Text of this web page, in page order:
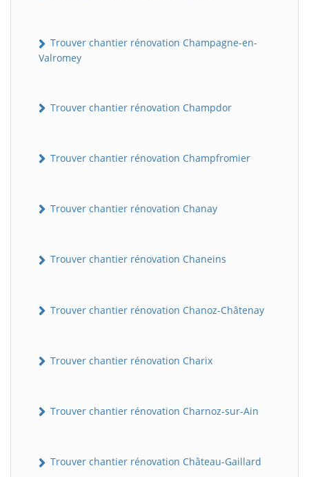
Trouver chantier rénovation Champagne-en-
Valromey
Trouver chantier rénovation Champdor
Trouver chantier rénovation Champfromier
Trouver chantier rénovation Chanay
Trouver chantier rénovation Chaneins
Trouver chantier rénovation Chanoz-Châtenay
Trouver chantier rénovation Charix
Trouver chantier rénovation Charnoz-sur-Ain
Trouver chantier rénovation Château-Gaillard